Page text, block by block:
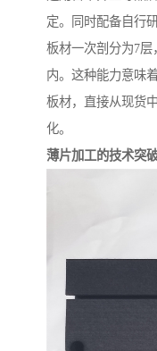
定。同时配备自行
板材一次剖分为7
内。这种能力意味
板材，直接从现货
化。
薄片加工的技术突